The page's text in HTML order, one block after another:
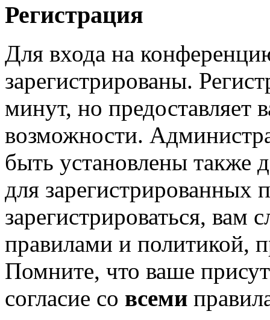
Регистрация
Для входа на
зарегистрированы.
минут, но предоставляет
возможности.
быть установлены также
для зарегистрированных
зарегистрироваться, вам
правилами и политикой,
Помните, что ваше
согласие со всеми